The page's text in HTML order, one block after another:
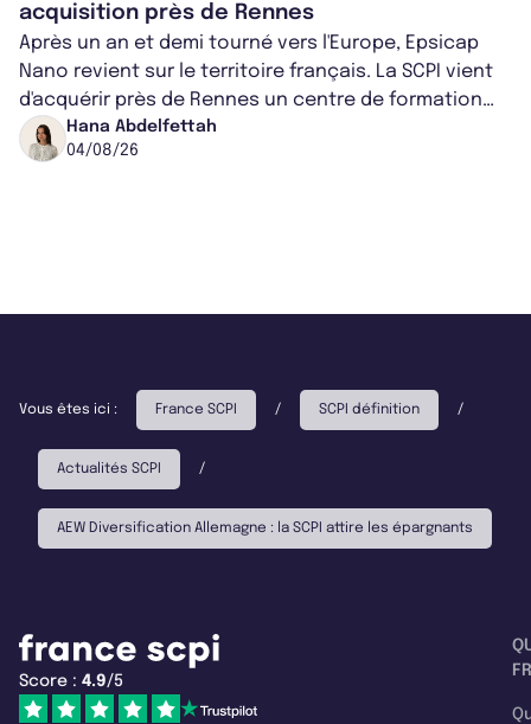
acquisition près de Rennes
Après un an et demi tourné vers l'Europe, Epsicap
Nano revient sur le territoire français. La SCPI vient
d'acquérir près de Rennes un centre de formation
pour conducteurs poids lou...
Hana Abdelfettah
04/08/26
Vous êtes ici : France SCPI / SCPI définition /
Actualités SCPI /
AEW Diversification Allemagne : la SCPI attire les épargnants
Score : 4.9/5